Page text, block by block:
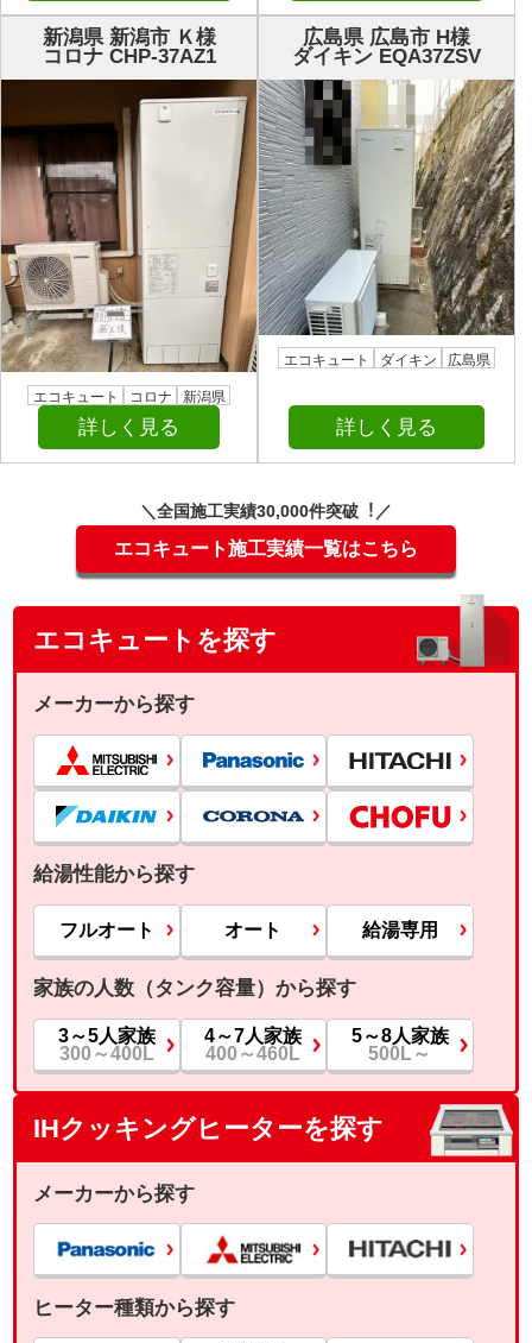
新潟県 新潟市 Ｋ様
コロナ CHP-37AZ1
エコキュート コロナ 新潟県
詳しく見る
広島県 広島市 H様
ダイキン EQA37ZSV
エコキュート ダイキン 広島県
詳しく見る
＼全国施⼯実績30,000件突破︕／
エコキュート施工実績一覧はこちら
エコキュートを探す
メーカーから探す
給湯性能から探す
フルオート オート 給湯専用
家族の人数（タンク容量）から探す
3～5人家族
300～400L
4～7人家族
400～460L
5～8人家族
500L～
IHクッキングヒーターを探す
メーカーから探す
ヒーター種類から探す